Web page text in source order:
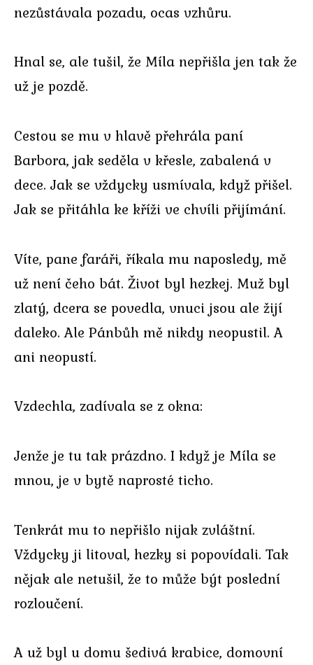
nezůstávala pozadu, ocas vzhůru.
Hnal se, ale tušil, že Míla nepřišla jen tak že
už je pozdě.
Cestou se mu v hlavě přehrála paní
Barbora, jak seděla v křesle, zabalená v
dece. Jak se vždycky usmívala, když přišel.
Jak se přitáhla ke kříži ve chvíli přijímání.
Víte, pane faráři, říkala mu naposledy, mě
už není čeho bát. Život byl hezkej. Muž byl
zlatý, dcera se povedla, vnuci jsou ale žijí
daleko. Ale Pánbůh mě nikdy neopustil. A
ani neopustí.
Vzdechla, zadívala se z okna:
Jenže je tu tak prázdno. I když je Míla se
mnou, je v bytě naprosté ticho.
Tenkrát mu to nepřišlo nijak zvláštní.
Vždycky ji litoval, hezky si popovídali. Tak
nějak ale netušil, že to může být poslední
rozloučení.
A už byl u domu šedivá krabice, domovní